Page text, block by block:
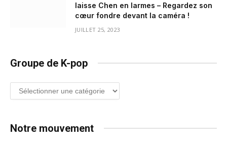
laisse Chen en larmes – Regardez son
cœur fondre devant la caméra !
JUILLET 25, 2023
Groupe de K-pop
Groupe
de
Notre mouvement